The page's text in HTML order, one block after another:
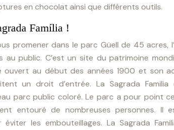
en chocolat ainsi que différents outils.
Família !
promener dans le parc Güell de 45 acres,
public. C’est un site du patrimoine
ouvert au début des années 1900 et son
un droit d’entrée. La Sagrada Familia
parc public coloré. Le parc a pour point
entouré de nombreuses personnes. Il
les embouteillages. La Sagrada